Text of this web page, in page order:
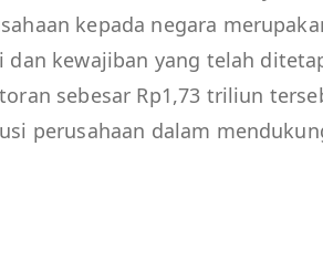
kepada negara
kewajiban yang telah
sebesar Rp1,73 triliun
perusahaan dalam